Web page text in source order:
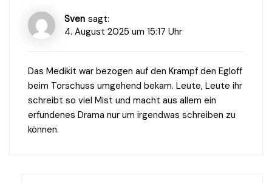
Sven sagt:
4. August 2025 um 15:17 Uhr
Das Medikit war bezogen auf den Krampf den Egloff
beim Torschuss umgehend bekam. Leute, Leute ihr
schreibt so viel Mist und macht aus allem ein
erfundenes Drama nur um irgendwas schreiben zu
können.